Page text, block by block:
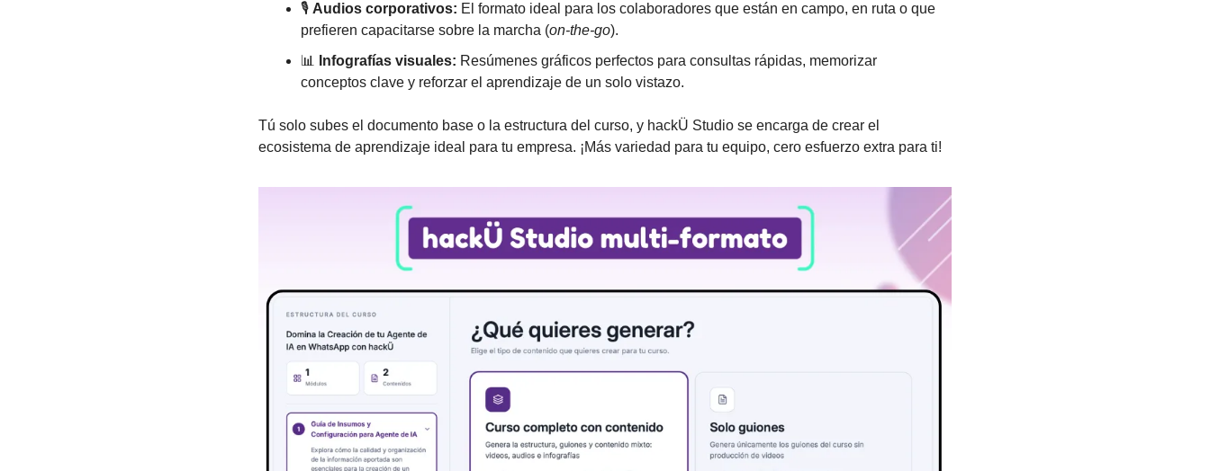
🎙️ Audios corporativos: El formato ideal para los colaboradores que están en campo, en ruta o que
prefieren capacitarse sobre la marcha (on-the-go).
📊
Infografías visuales: Resúmenes gráficos perfectos para consultas rápidas, memorizar
conceptos clave y reforzar el aprendizaje de un solo vistazo.
Tú solo subes el documento base o la estructura del curso, y hackÜ Studio se encarga de crear el
ecosistema de aprendizaje ideal para tu empresa. ¡Más variedad para tu equipo, cero esfuerzo extra para ti!